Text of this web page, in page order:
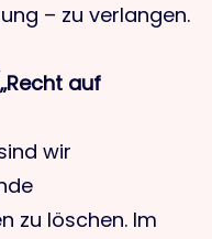
– zu verlangen.
auf
wir
zu löschen. Im